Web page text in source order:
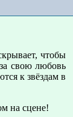
чтобы
свою любовь
к звёздам в
на сцене!